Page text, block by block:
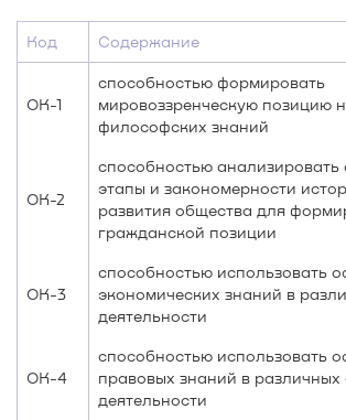
Код Содержание
ОК-1
способностью формировать
мировоззренческую позицию
философских знаний
ОК-2
способностью анализировать
этапы и закономерности
развития общества для
гражданской позиции
ОК-3
способностью использовать
экономических знаний в
деятельности
ОК-4
способностью использовать
правовых знаний в различных
деятельности